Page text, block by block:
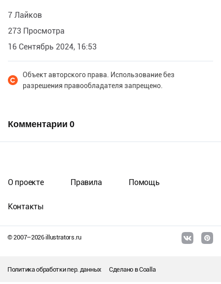
7 Лайков
273 Просмотра
16 Сентябрь 2024, 16:53
Объект авторского права. Использование без
разрешения правообладателя запрещено.
Комментарии 0
© 2007–2026illustrators.ru
О проекте Правила Помощь
Контакты
Политика обработки пер. данных Сделано вCoalla